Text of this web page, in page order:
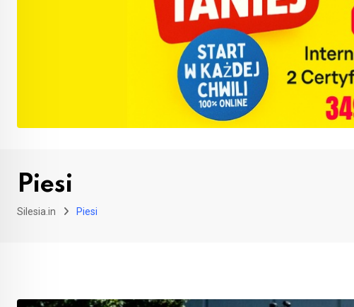
Piesi
Silesia.in Piesi